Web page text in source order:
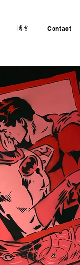
博客 Contact